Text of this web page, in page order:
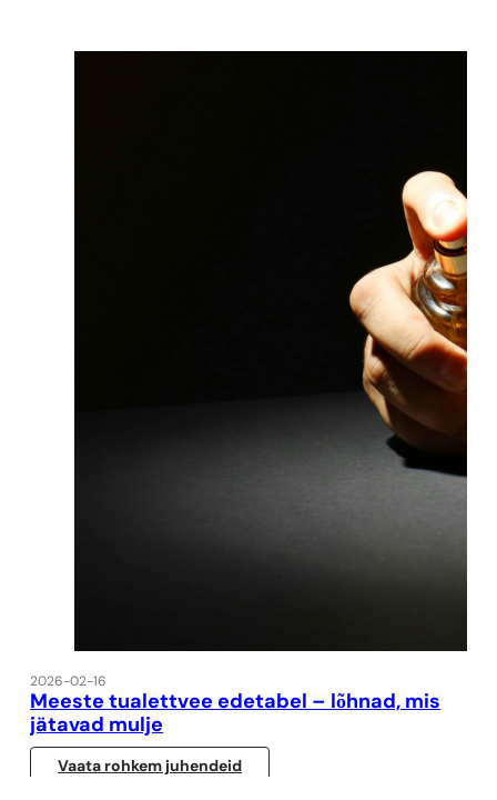
2026-02-16
Meeste tualettvee edetabel – lõhnad, mis
jätavad mulje
Vaata rohkem juhendeid